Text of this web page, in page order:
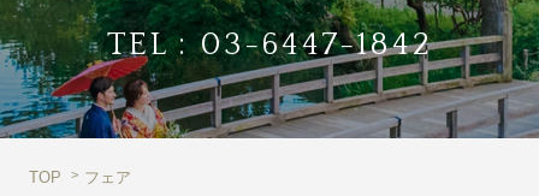
TEL :03-6447-1842
TOP フェア